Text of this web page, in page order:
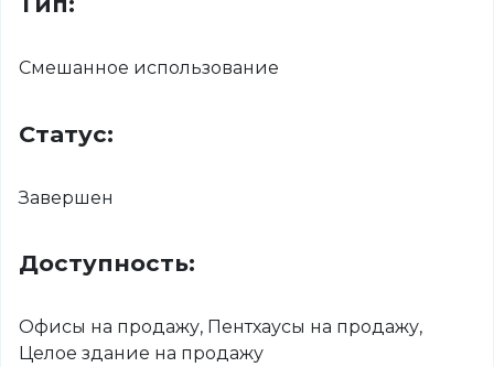
Смешанное использование
Статус:
Завершен
Доступность:
Офисы на продажу, Пентхаусы на продажу,
Целое здание на продажу